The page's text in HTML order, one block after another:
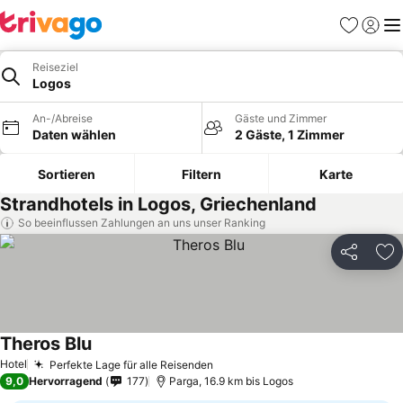
Favoriten
Reiseziel
Logos
An-/Abreise
Daten wählen
Gäste und Zimmer
2 Gäste, 1 Zimmer
Sortieren Filtern Karte
Strandhotels in Logos, Griechenland
So beeinflussen Zahlungen an uns unser Ranking
Teilen
Hotel Perfekte Lage für alle Reisenden
Theros Blu
9,0 Hervorragend 177 Parga, 16.9 km bis Logos